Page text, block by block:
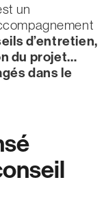
un
d’entretien,
du projet…
dans le